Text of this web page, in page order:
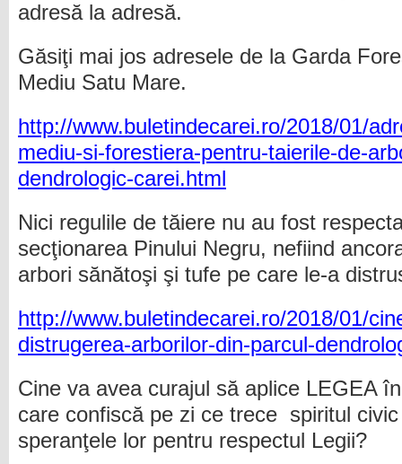
adresă la adresă.
Găsiţi mai jos adresele de la Garda
Mediu Satu Mare.
http://www.buletindecarei.ro/2018/01/
mediu-si-forestiera-pentru-taierile-de-
dendrologic-carei.html
Nici regulile de tăiere nu au fost
secţionarea Pinului Negru, nefiind
arbori sănătoşi şi tufe pe care le-a
http://www.buletindecarei.ro/2018/01/
distrugerea-arborilor-din-parcul-
Cine va avea curajul să aplice LEGEA
care confiscă pe zi ce trece spiritul
speranţele lor pentru respectul Legii?